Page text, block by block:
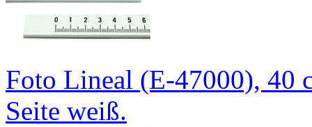
Foto Lineal (E-47000), 40
Seite weiß.